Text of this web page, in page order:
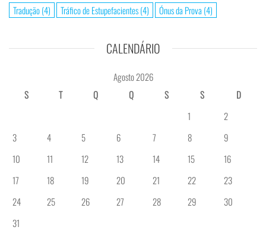
Tradução(4) Tráfico de Estupefacientes(4) Ónus da Prova (4)
CALENDÁRIO
Agosto 2026
S
T Q Q S S
D
1
2
3
4 5 6 7 8
9
10
11 12 13 14 15
16
17
18 19 20 21 22
23
24
25 26 27 28 29
30
31